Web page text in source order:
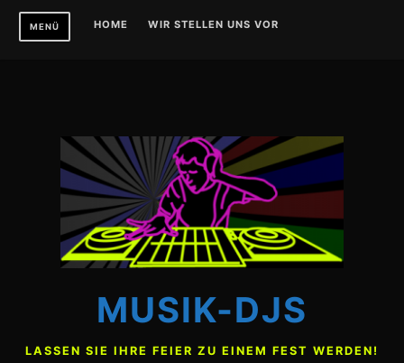
Zum
InhaltMENÜ HOME WIR STELLEN UNS VOR
MUSIK-DJS
LASSEN SIE IHRE FEIER ZU EINEM FEST WERDEN!